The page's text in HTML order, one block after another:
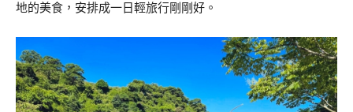
地的美食，安排成一日輕旅行剛剛好。